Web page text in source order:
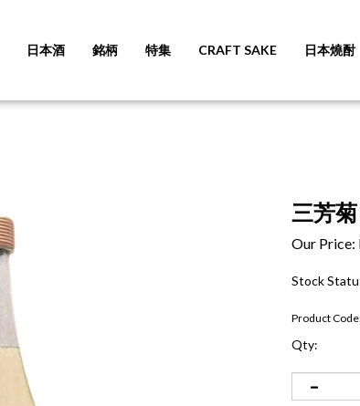
日本酒 銘柄 特集 CRAFT SAKE 日本燒酎
三芳菊
Our Price:
Stock
Product
Qty: